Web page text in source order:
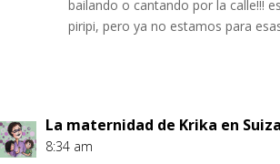
bailando o cantando por la calle!!!
piripi, pero ya no estamos para
La maternidad de Krika en Suiza
8:34 am